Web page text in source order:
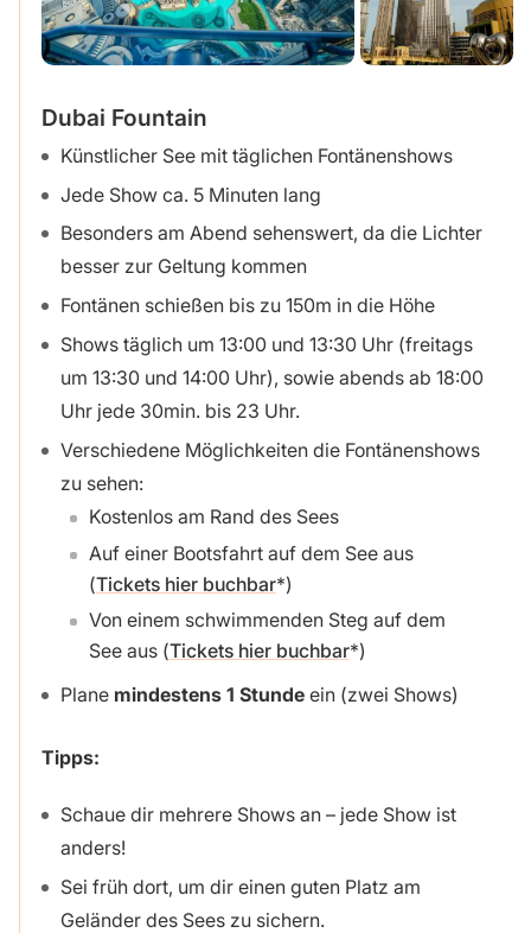
Dubai Fountain
Künstlicher See mit täglichen Fontänenshows
Jede Show ca. 5 Minuten lang
Besonders am Abend sehenswert, da die Lichter
besser zur Geltung kommen
Fontänen schießen bis zu 150m in die Höhe
Shows täglich um 13:00 und 13:30 Uhr (freitags
um 13:30 und 14:00 Uhr), sowie abends ab 18:00
Uhr jede 30min. bis 23 Uhr.
Verschiedene Möglichkeiten die Fontänenshows
zu sehen:
Kostenlos am Rand des Sees
Auf einer Bootsfahrt auf dem See aus
(Tickets hier buchbar )
Von einem schwimmenden Steg auf dem
See aus (Tickets hier buchbar )
Plane mindestens 1 Stundeein (zwei Shows)
Tipps:
Schaue dir mehrere Shows an – jede Show ist
anders!
Sei früh dort, um dir einen guten Platz am
Geländer des Sees zu sichern.